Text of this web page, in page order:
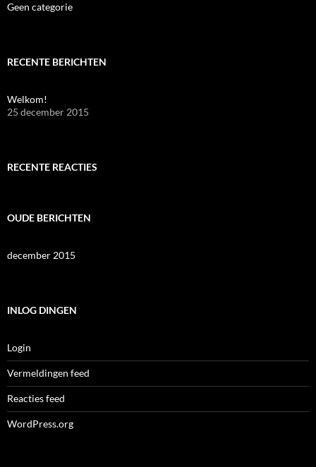
Geen categorie
RECENTE BERICHTEN
Welkom!
25 december 2015
RECENTE REACTIES
OUDE BERICHTEN
december 2015
INLOG DINGEN
Login
Vermeldingen feed
Reacties feed
WordPress.org